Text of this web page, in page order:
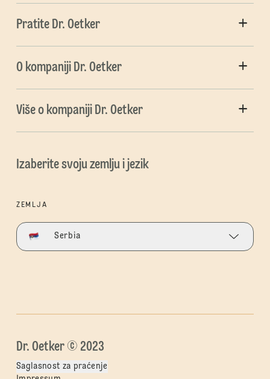
Pratite Dr. Oetker
O kompaniji Dr. Oetker
Više o kompaniji Dr. Oetker
Izaberite svoju zemlju i jezik
ZEMLJA
Serbia
Dr. Oetker © 2023
Saglasnost za praćenje